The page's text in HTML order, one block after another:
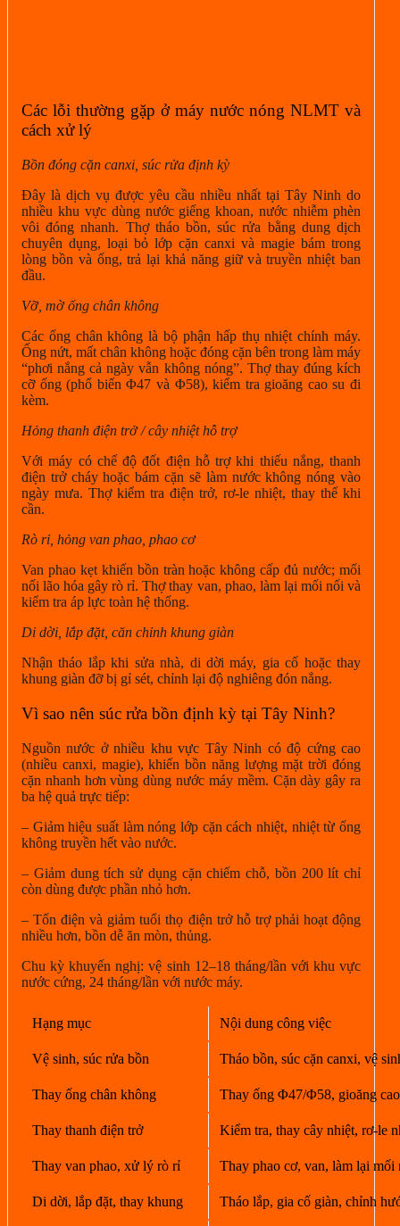
Các lỗi thường gặp ở máy nước nóng NLMT và
cách xử lý
Bồn đóng cặn canxi, súc rửa định kỳ
Đây là dịch vụ được yêu cầu nhiều nhất tại Tây Ninh do
nhiều khu vực dùng nước giếng khoan, nước nhiễm phèn
vôi đóng nhanh. Thợ tháo bồn, súc rửa bằng dung dịch
chuyên dụng, loại bỏ lớp cặn canxi và magie bám trong
lòng bồn và ống, trả lại khả năng giữ và truyền nhiệt ban
đầu.
Vỡ, mờ ống chân không
Các ống chân không là bộ phận hấp thụ nhiệt chính máy.
Ống nứt, mất chân không hoặc đóng cặn bên trong làm máy
“phơi nắng cả ngày vẫn không nóng”. Thợ thay đúng kích
cỡ ống (phổ biến Φ47 và Φ58), kiểm tra gioăng cao su đi
kèm.
Hỏng thanh điện trở / cây nhiệt hỗ trợ
Với máy có chế độ đốt điện hỗ trợ khi thiếu nắng, thanh
điện trở cháy hoặc bám cặn sẽ làm nước không nóng vào
ngày mưa. Thợ kiểm tra điện trở, rơ-le nhiệt, thay thế khi
cần.
Rò rỉ, hỏng van phao, phao cơ
Van phao kẹt khiến bồn tràn hoặc không cấp đủ nước; mối
nối lão hóa gây rò rỉ. Thợ thay van, phao, làm lại mối nối và
kiểm tra áp lực toàn hệ thống.
Di dời, lắp đặt, căn chỉnh khung giàn
Nhận tháo lắp khi sửa nhà, di dời máy, gia cố hoặc thay
khung giàn đỡ bị gỉ sét, chỉnh lại độ nghiêng đón nắng.
Vì sao nên súc rửa bồn định kỳ tại Tây Ninh?
Nguồn nước ở nhiều khu vực Tây Ninh có độ cứng cao
(nhiều canxi, magie), khiến bồn năng lượng mặt trời đóng
cặn nhanh hơn vùng dùng nước máy mềm. Cặn dày gây ra
ba hệ quả trực tiếp:
– Giảm hiệu suất làm nóng lớp cặn cách nhiệt, nhiệt từ ống
không truyền hết vào nước.
– Giảm dung tích sử dụng cặn chiếm chỗ, bồn 200 lít chỉ
còn dùng được phần nhỏ hơn.
– Tốn điện và giảm tuổi thọ điện trở hỗ trợ phải hoạt động
nhiều hơn, bồn dễ ăn mòn, thủng.
Chu kỳ khuyến nghị: vệ sinh 12–18 tháng/lần với khu vực
nước cứng, 24 tháng/lần với nước máy.
Hạng mục Nội dung công việc
Vệ sinh, súc rửa bồn Tháo bồn, súc cặn canxi, vệ
Thay ống chân không Thay ống Φ47/Φ58, gioăng
Thay thanh điện trở Kiểm tra, thay cây nhiệt, rơ-le
Thay van phao, xử lý rò rỉ Thay phao cơ, van, làm lại mối
Di dời, lắp đặt, thay khung Tháo lắp, gia cố giàn, chỉnh